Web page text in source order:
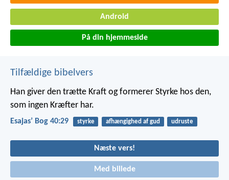
Android
På din hjemmeside
Tilfældige bibelvers
Han giver den trætte Kraft og formerer Styrke hos den,
som ingen Kræfter har.
Esajasʼ Bog 40:29 styrke afhængighed af gud udruste
Næste vers!
Med billede